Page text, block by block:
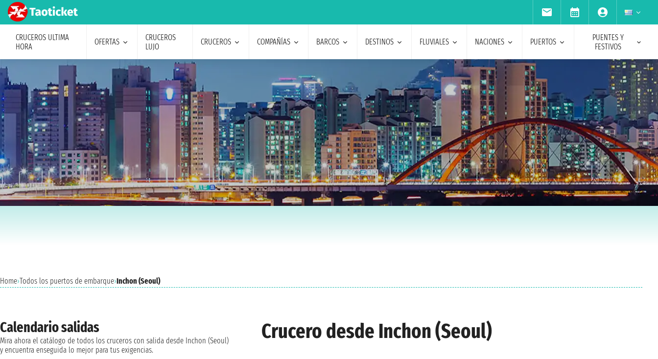
CRUCEROS ULTIMA
HORA
OFERTAS
CRUCEROS
LUJO
CRUCEROS COMPAÑÍAS BARCOS DESTINOS FLUVIALES NACIONES PUERTOS
PUENTES Y
FESTIVOS
Home›Todos los puertos de embarque›Inchon (Seoul)
Crucero desde Inchon (Seoul)
Calendario salidas
Mira ahora el catálogo de todos los cruceros con salida desde Inchon (Seoul)
y encuentra enseguida lo mejor para tus exigencias.